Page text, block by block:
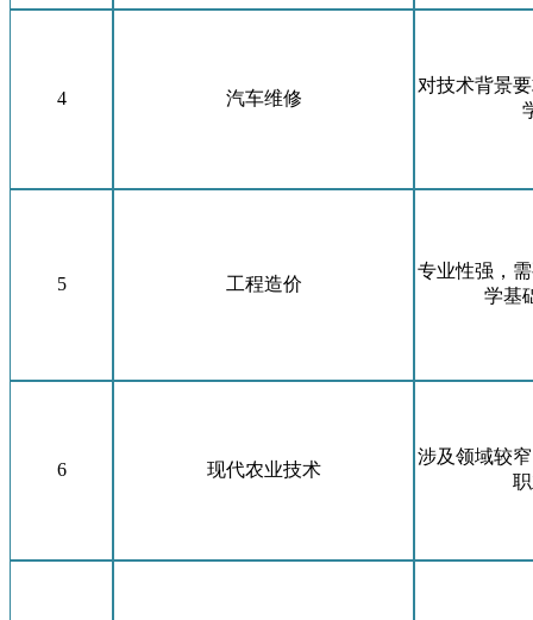
4 汽车维修
对技术背景
5 工程造价
专业性强，
学基
6 现代农业技术
涉及领域较